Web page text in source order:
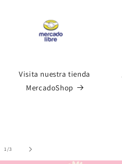
Visita nuestra tienda
MercadoShop
1/de
3